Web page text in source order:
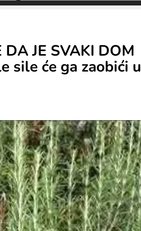
DA JE SVAKI DOM
sile će ga zaobići u